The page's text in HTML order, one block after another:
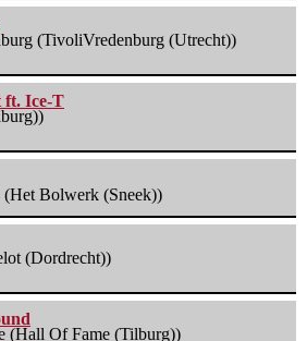
(TivoliVredenburg (Utrecht))
ft. Ice-T
Bolwerk (Sneek))
(Dordrecht))
(Hall Of Fame (Tilburg))